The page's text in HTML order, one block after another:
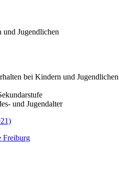
und Jugendlichen
bei Kindern und Jugendlichen
und Jugendalter
Freiburg